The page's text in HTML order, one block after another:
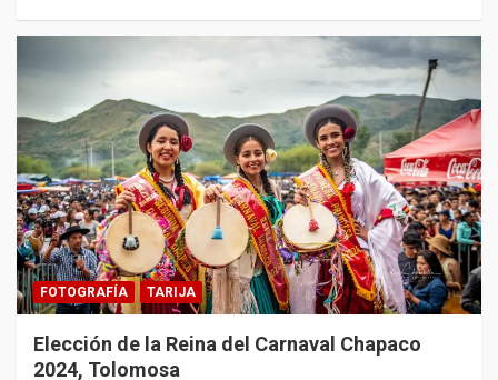
FOTOGRAFÍA TARIJA
Elección de la Reina del Carnaval Chapaco
2024, Tolomosa